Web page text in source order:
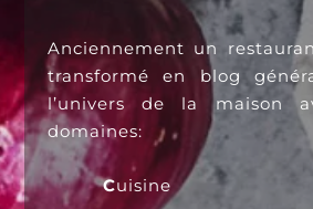
Anciennement un
transformé en blog
l’univers de la maison
domaines:
Cuisine